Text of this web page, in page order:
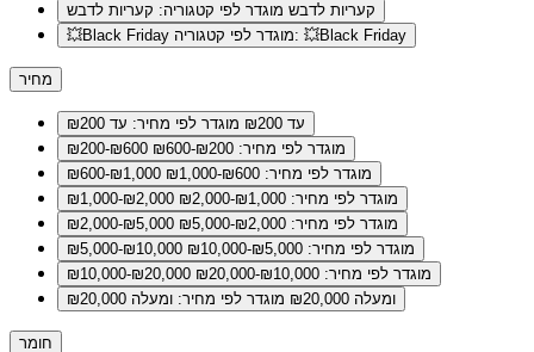
קעריות לדבש מוגדר לפי קטגוריה: קעריות לדבש
💥Black Friday
מוגדר לפי קטגוריה: 💥Black Friday
מחיר
עד ₪200
מוגדר לפי מחיר: עד ₪200
₪200-₪600
מוגדר לפי מחיר: ₪200-₪600
₪600-₪1,000
מוגדר לפי מחיר: ₪600-₪1,000
₪1,000-₪2,000
מוגדר לפי מחיר: ₪1,000-₪2,000
₪2,000-₪5,000
מוגדר לפי מחיר: ₪2,000-₪5,000
₪5,000-₪10,000
מוגדר לפי מחיר: ₪5,000-₪10,000
₪10,000-₪20,000
מוגדר לפי מחיר: ₪10,000-₪20,000
ומעלה ₪20,000
מוגדר לפי מחיר: ומעלה ₪20,000
חומר